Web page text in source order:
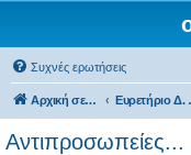
Συχνές ερωτήσεις
Αρχική σελίδα
Αντιπροσωπείες...